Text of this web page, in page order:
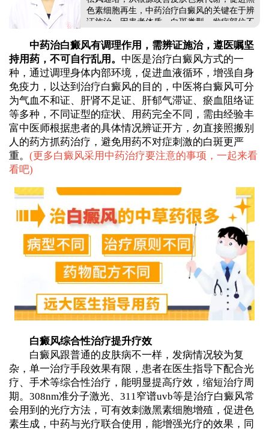
色素细胞再生，中药治疗白癜风的关键在于辨
证施治，因患者体质、白斑类型、发病部位不
具体病情配伍方剂，不可自行胡乱用药，以免
不对证延误治疗。为进一步提高疗效，建议中
药治疗可配合光疗、手术等方式进行综合性治
疗，弥补单一治疗的局限性。...
中药治白癜风有调理作用，需辨证施治，遵医嘱坚
持用药，不可自行乱用。 中医是治疗白癜风方式的一
种，通过调理身体内部环境，促进血液循环，增强自身
免疫力，以达到治疗白癜风的目的，中医将白癜风可分
为气血不和证、肝肾不足证、肝郁气滞证、瘀血阻络证
等多种，不同证型的症状、用药完全不同，需由经验丰
富中医师根据患者的具体情况辨证开方，勿直接照搬别
人的药方抓药治疗，避免用药不对症刺激的白斑更严
重。 (更多白癜风采用中药治疗要注意的事项，一起来看
看吧)
白癜风综合性治疗提升疗效
白癜风跟普通的皮肤病不一样，发病情况较为复
杂，单一治疗手段效果有限，患者在医生指导下配合光
疗、手术等综合性治疗，能明显提高疗效，缩短治疗周
期。308nm准分子激光、311窄谱uvb等是治疗白癜风常
会用到的光疗方法，可有效刺激黑素细胞增殖，促进色
素生成，中药与光疗联合使用，能增强光疗的效果，同